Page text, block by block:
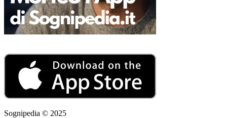
Sognipedia © 2025